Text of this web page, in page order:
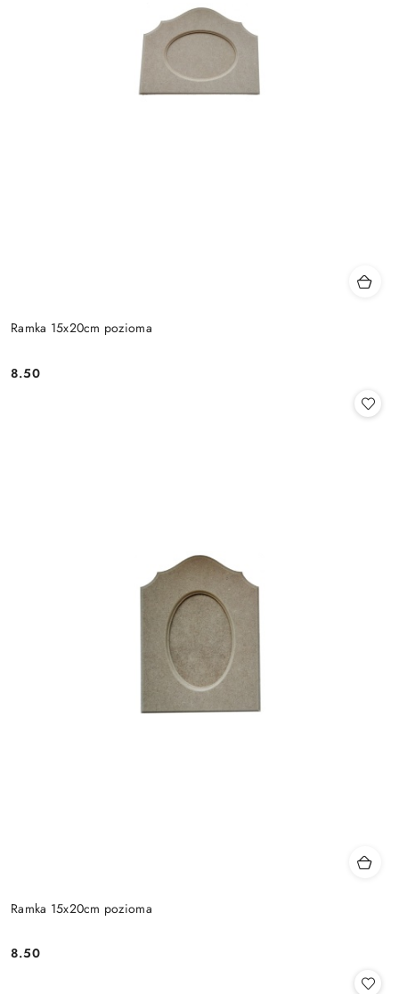
Ramka 15x20cm pozioma
Cena:
8.50
Ramka 15x20cm pozioma
Cena:
8.50